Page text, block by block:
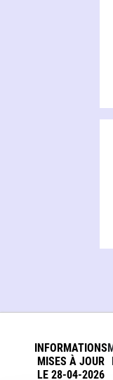
INFORMATIONS
MISES À JOUR
LE 28-04-2026